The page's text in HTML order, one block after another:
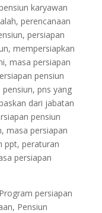
karyawan
perencanaan
persiapan
mempersiapkan
masa persiapan
pensiun
pns yang
dari jabatan
pensiun
masa persiapan
ppt, peraturan
persiapan
persiapan
Pensiun